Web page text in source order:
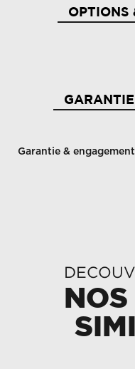
OPTIONS
Garantie &